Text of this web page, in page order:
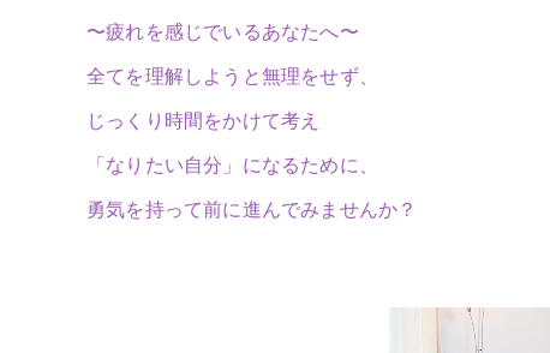
〜疲れを感じでいるあなたへ〜
全てを理解しようと無理をせず、
じっくり時間をかけて考え
「なりたい自分」になるために、
勇気を持って前に進んでみませんか？